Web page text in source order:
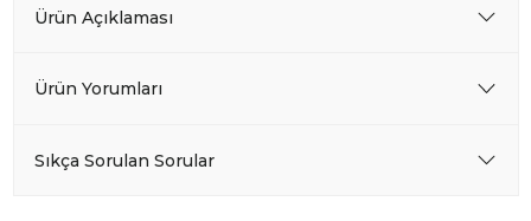
Ürün Açıklaması
Ürün Yorumları
Sıkça Sorulan Sorular